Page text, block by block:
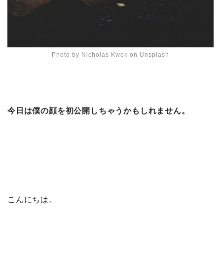
Photo by Nicholas Kwok on Unsplash
今日は僕の顔を初公開しちゃうかもしれません。
こんにちは。